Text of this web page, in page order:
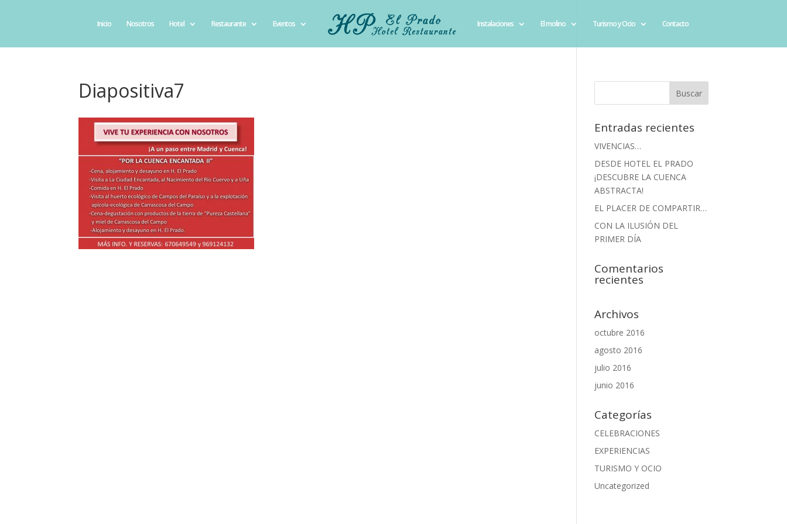
Inicio Nosotros Hotel Restaurante Eventos Instalaciones El molino Turismo y Ocio Contacto
Diapositiva7
Entradas recientes
VIVENCIAS…
DESDE HOTEL EL PRADO
¡DESCUBRE LA CUENCA
ABSTRACTA!
EL PLACER DE COMPARTIR…
CON LA ILUSIÓN DEL
PRIMER DÍA
Comentarios
recientes
Archivos
octubre 2016
agosto 2016
julio 2016
junio 2016
Categorías
CELEBRACIONES
EXPERIENCIAS
TURISMO Y OCIO
Uncategorized